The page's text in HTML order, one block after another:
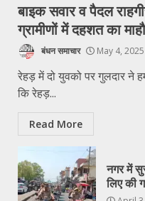
बाइक सवार व पैदल
ग्रामीणों में दहशत का
बंधन समाचार May 4, 2025
रेहड़ में दो युवको पर गुलदार ने
कि रेहड़...
Read More
नगर में
लिए की